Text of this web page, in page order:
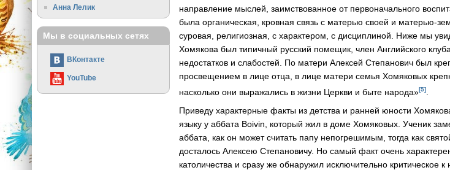
направление мыслей, заимствованное от первоначального
была органическая, кровная связь с матерью своей и матерью-
суровая, религиозная, с характером, с дисциплиной. Ниже мы
Хомякова был типичный русский помещик, член Английского
недостатков и слабостей. По матери Алексей Степанович был
просвещением в лице отца, в лице матери семья Хомяковых
насколько они выражались в жизни Церкви и быте народа»[5]
Приведу характерные факты из детства и ранней юности
языку у аббата Boivin, который жил в доме Хомяковых. Ученик
аббата, как он может считать папу непогрешимым, тогда как
досталось Алексею Степановичу. Но самый факт очень
католичества и сразу же обнаружил исключительно критическое
Анна Лелик
Мы в социальных сетях
ВКонтакте
YouTube